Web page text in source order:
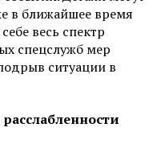
в ближайшее время
весь спектр
спецслужб мер
ситуации в